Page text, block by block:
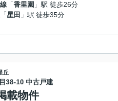
「香里園 」駅 徒歩26分
「星田 」駅 徒歩35分
丘
38-10 中古戸建
載物件